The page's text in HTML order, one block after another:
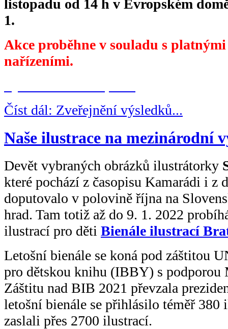
listopadu od 14 h v Evropském
1.
Akce proběhne v souladu s
nařízeními.
Číst dál: Zveřejnění výsledků...
Naše ilustrace na mezinárodní
Devět vybraných obrázků ilustrátorky
které pochází z časopisu Kamarádi i z
doputovalo v polovině října na
hrad. Tam totiž až do 9. 1. 2022
ilustrací pro děti Bienále ilustrací
Letošní bienále se koná pod záštitou
pro dětskou knihu (IBBY) s
Záštitu nad BIB 2021 převzala
letošní bienále se přihlásilo téměř 380
zaslali přes 2700 ilustrací.